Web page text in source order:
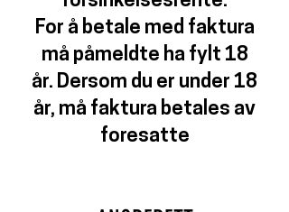
For å betale med faktura
må påmeldte ha fylt 18
år. Dersom du er under 18
år, må faktura betales av
foresatte